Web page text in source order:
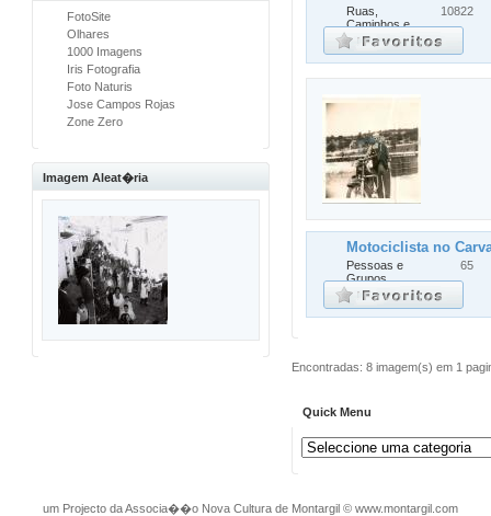
FotoSite
Olhares
1000 Imagens
Iris Fotografia
Foto Naturis
Jose Campos Rojas
Zone Zero
Imagem Aleat�ria
Ruas,
Caminhos e
Lugares
10822
Motociclista no
Pessoas e
Grupos
65
Encontradas: 8 imagem(s) em 1
Quick Menu
um Projecto da Associa��o Nova Cultura de Montargil©www.montargil.com